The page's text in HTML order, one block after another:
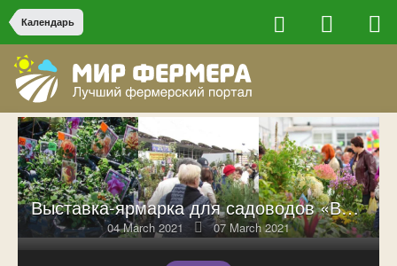
Календарь
Выставка-ярмарка для садоводов «Весна на даче. Краснодар – 2021»
04 March 2021 07 March 2021